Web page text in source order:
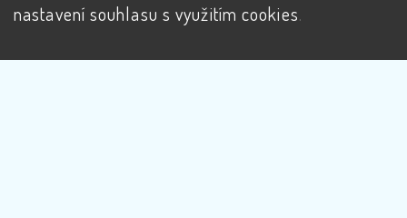
nastavení souhlasu s využitím cookies.